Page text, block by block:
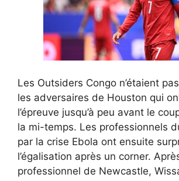
Les Outsiders Congo n’étaient
les adversaires de Houston qui
l’épreuve jusqu’à peu avant le
la mi-temps. Les professionnels
par la crise Ebola ont ensuite
l’égalisation après un corner.
professionnel de Newcastle,